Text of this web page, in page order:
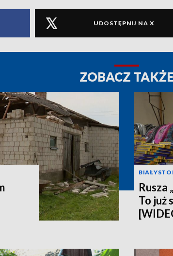
UDOSTĘPNIJ NA X
ZOBACZ TAKŻE
Rusza
To już